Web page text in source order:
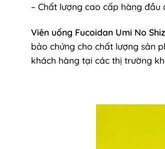
– Chất lượng cao cấp hàng đầu
Viên uống Fucoidan Umi No
bảo chứng cho chất lượng sản
khách hàng tại các thị trường